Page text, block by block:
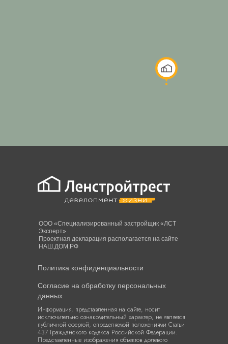
Информация, представленная на сайте, носит
исключительно ознакомительный характер, не является
публичной офертой, определяемой положениями Статьи
437 Гражданского кодекса Российской Федерации.
Представленные изображения объектов долевого
ООО «Специализированный застройщик «ЛСТ
Эксперт»
Проектная декларация располагается на сайте
НАШ.ДОМ.РФ
Политика конфиденциальности
Согласие на обработку персональных
данных